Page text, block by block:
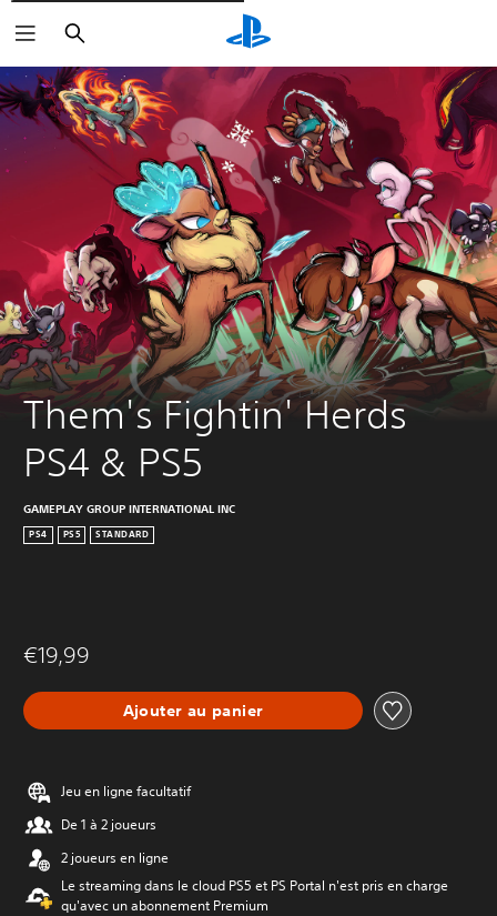
Rechercher
Them's Fightin' Herds
PS4 & PS5
GAMEPLAY GROUP INTERNATIONAL INC
PS4 PS5 STANDARD
€19,99
Ajouter au panier
Jeu en ligne facultatif
De 1 à 2 joueurs
2 joueurs en ligne
Le streaming dans le cloud PS5 et PS Portal n'est pris en charge
qu'avec un abonnement Premium